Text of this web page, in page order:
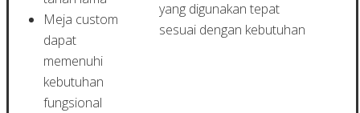
Meja custom
dapat
memenuhi
kebutuhan
fungsional
yang digunakan tepat
sesuai dengan kebutuhan